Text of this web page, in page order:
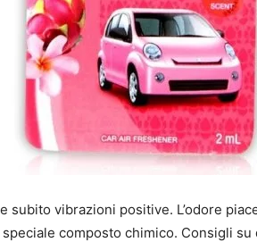
subito vibrazioni positive. L’odore
composto chimico. Consigli su